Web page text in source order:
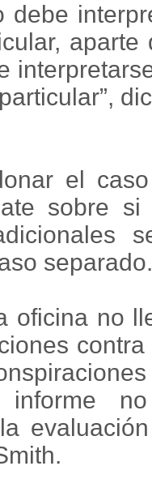
debe
el
sobre
separado.
oficina no
informe